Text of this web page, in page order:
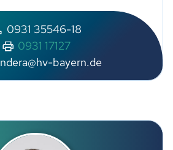
0931 35546-18
0931 17127
nd r hv-b y rn d